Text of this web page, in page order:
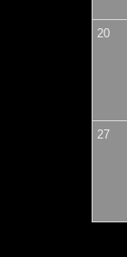
20
27